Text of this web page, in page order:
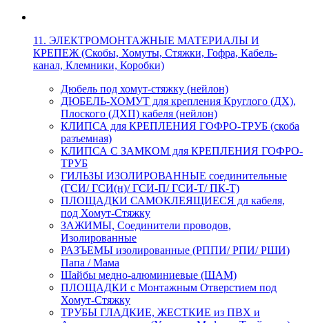
11. ЭЛЕКТРОМОНТАЖНЫЕ МАТЕРИАЛЫ И
КРЕПЕЖ (Скобы, Хомуты, Стяжки, Гофра, Кабель-
канал, Клемники, Коробки)
Дюбель под хомут-стяжку (нейлон)
ДЮБЕЛЬ-ХОМУТ для крепления Круглого (ДХ),
Плоского (ДХП) кабеля (нейлон)
КЛИПСА для КРЕПЛЕНИЯ ГОФРО-ТРУБ (скоба
разъемная)
КЛИПСА С ЗАМКОМ для КРЕПЛЕНИЯ ГОФРО-
ТРУБ
ГИЛЬЗЫ ИЗОЛИРОВАННЫЕ соединительные
(ГСИ/ ГСИ(н)/ ГСИ-П/ ГСИ-Т/ ПК-Т)
ПЛОЩАДКИ САМОКЛЕЯЩИЕСЯ дл кабеля,
под Хомут-Стяжку
ЗАЖИМЫ, Соединители проводов,
Изолированные
РАЗЪЕМЫ изолированные (РППИ/ РПИ/ РШИ)
Папа / Мама
Шайбы медно-алюминиевые (ШАМ)
ПЛОЩАДКИ с Монтажным Отверстием под
Хомут-Стяжку
ТРУБЫ ГЛАДКИЕ, ЖЕСТКИЕ из ПВХ и